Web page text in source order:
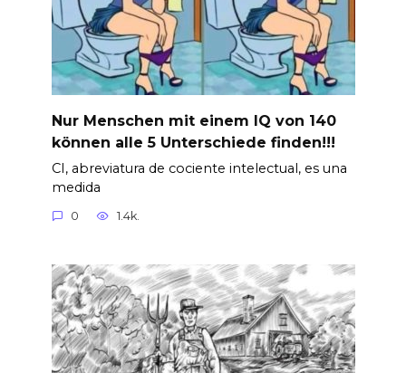
Nur Menschen mit einem IQ von 140
können alle 5 Unterschiede finden!!!
CI, abreviatura de cociente intelectual, es una
medida
0 1.4k.